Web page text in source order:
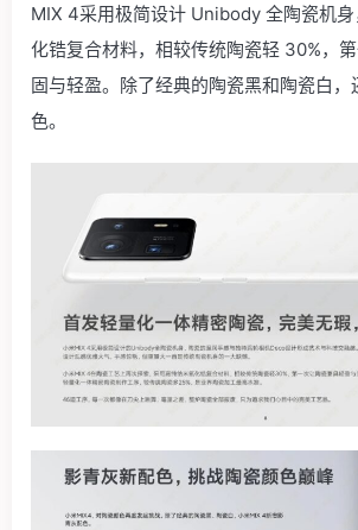
MIX 4采用极简设计 Unibody 全陶瓷机
化锆复合材料，相较传统陶瓷轻 30%，
固与轻盈。除了经典的陶瓷黑和陶瓷白，
色。